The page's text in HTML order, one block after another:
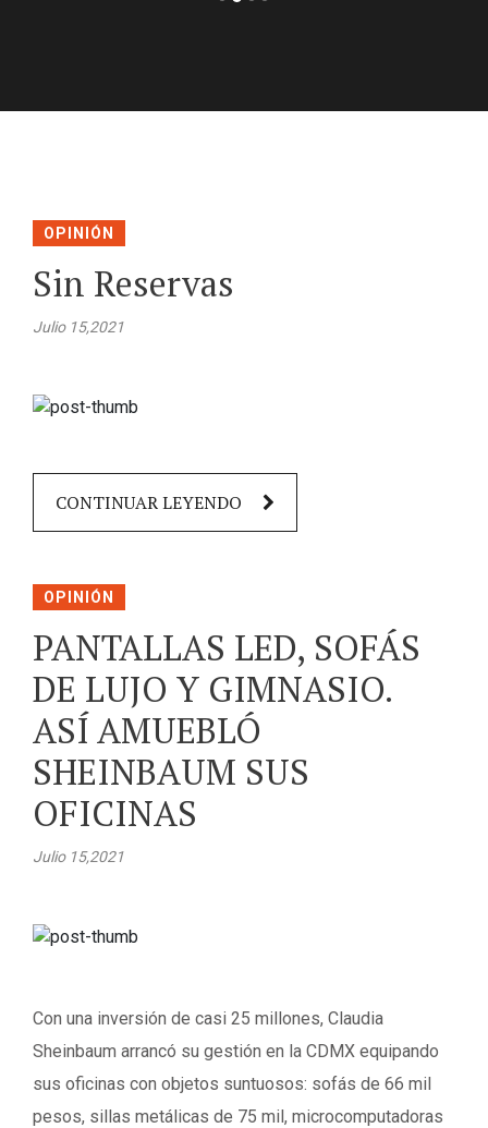
OPINIÓN
Sin Reservas
Julio 15,2021
CONTINUAR LEYENDO
OPINIÓN
PANTALLAS LED, SOFÁS
DE LUJO Y GIMNASIO.
ASÍ AMUEBLÓ
SHEINBAUM SUS
OFICINAS
Julio 15,2021
Con una inversión de casi 25 millones, Claudia
Sheinbaum arrancó su gestión en la CDMX equipando
sus oficinas con objetos suntuosos: sofás de 66 mil
pesos, sillas metálicas de 75 mil, microcomputadoras